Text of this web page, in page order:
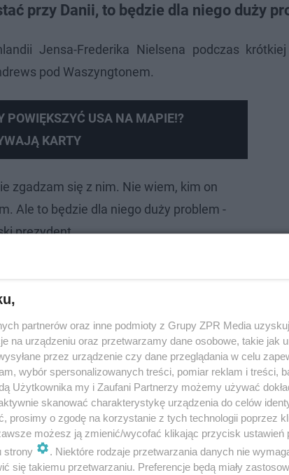
przy Danii, to będzie dla niego duży
Jensa-Frederika Nielsena podczas
pod Waszyngtonem.
POWIĘKSZYĆ USA NA MAPIE!?
KARTY
zgadzam się z nim. Nie wiem, kim on
Ale to będzie dla niego duży problem -
prezydent.
partnerów oraz inne podmioty z Grupy ZPR Media
na urządzeniu oraz przetwarzamy dane osobowe, takie jak
przez urządzenie czy dane przeglądania w celu
wybór spersonalizowanych treści, pomiar reklam i treści,
Użytkownika my i Zaufani Partnerzy możemy używać
skanować charakterystykę urządzenia do celów
prosimy o zgodę na korzystanie z tych technologii poprzez
możesz ją zmienić/wycofać klikając przycisk ustawień
strony
. Niektóre rodzaje przetwarzania danych nie
się takiemu przetwarzaniu. Preferencje będą miały